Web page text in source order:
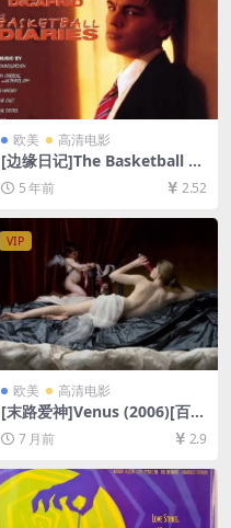
欧美 高清电影
[边缘日记]The Basketball Di
aries (1995)[百度网盘+夸克
网盘+迅雷云盘资源1080P超
清未删减][MP4/10GB][中英
字幕]
5 年前 2.52
VIP
欧美 高清电影
[末路爱神]Venus (2006)[百度
网盘+夸克网盘1080P超清未
删减资源][网盘在线播放/下
7 月前 2.9